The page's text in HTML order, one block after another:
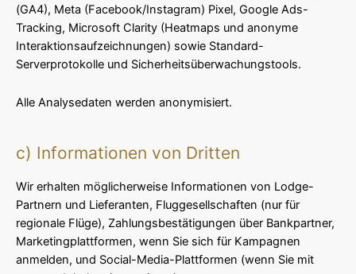
(GA4), Meta (Facebook/Instagram) Pixel, Google Ads-
Tracking, Microsoft Clarity (Heatmaps und anonyme
Interaktionsaufzeichnungen) sowie Standard-
Serverprotokolle und Sicherheitsüberwachungstools.
Alle Analysedaten werden anonymisiert.
c) Informationen von Dritten
Wir erhalten möglicherweise Informationen von Lodge-
Partnern und Lieferanten, Fluggesellschaften (nur für
regionale Flüge), Zahlungsbestätigungen über Bankpartner,
Marketingplattformen, wenn Sie sich für Kampagnen
anmelden, und Social-Media-Plattformen (wenn Sie mit